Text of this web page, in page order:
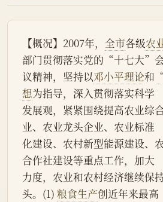
【概况】2007年， 全市各级农
部门贯彻落实党的“十七大”
议精神，坚持以邓小平理论和
想为指导，深入贯彻落实科学
发展观，紧紧围绕提高农业综
业、农业龙头企业、农业标准
化建设、农村新型能源建设、
合作社建设等重点工作，加大
力度，农业和农村经济继续保
头。(1) 粮食生产创近年来最高